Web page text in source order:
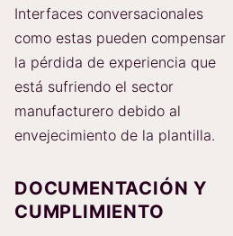
Interfaces conversacionales
como estas pueden compensar
la pérdida de experiencia que
está sufriendo el sector
manufacturero debido al
envejecimiento de la plantilla.
DOCUMENTACIÓN Y
CUMPLIMIENTO